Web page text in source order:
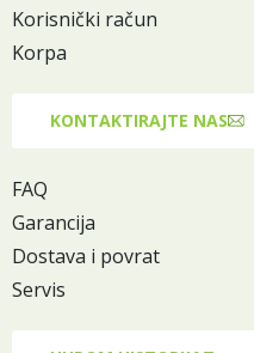
Korisnički račun
Korpa
KONTAKTIRAJTE NAS
FAQ
Garancija
Dostava i povrat
Servis